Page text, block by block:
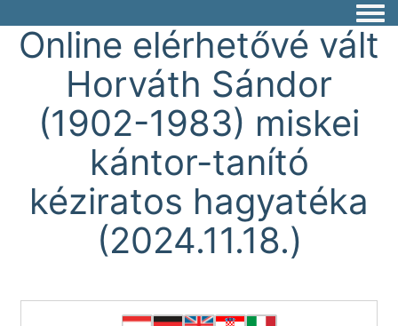
Online elérhetővé vált
Horváth Sándor
(1902-1983) miskei
kántor-tanító
kéziratos hagyatéka
(2024.11.18.)